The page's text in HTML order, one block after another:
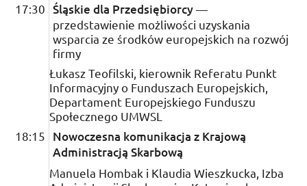
17:30 Śląskie dla Przedsiębiorcy—
przedstawienie możliwości uzyskania
wsparcia ze środków europejskich na rozwój
firmy
Łukasz Teofilski, kierownik Referatu Punkt
Informacyjny o Funduszach Europejskich,
Departament Europejskiego Funduszu
Społecznego UMWSL
18:15
Nowoczesna komunikacja z Krajową
Administracją Skarbową
Manuela Hombak i Klaudia Wieszkucka, Izba